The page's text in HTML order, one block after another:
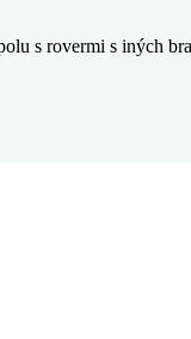
s rovermi s iných